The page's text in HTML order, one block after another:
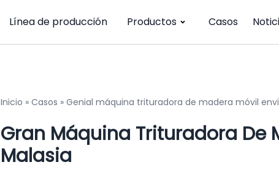
Línea de producción Productos Casos
Inicio » Casos » Genial máquina trituradora de madera móvil
Gran Máquina Trituradora De
Malasia